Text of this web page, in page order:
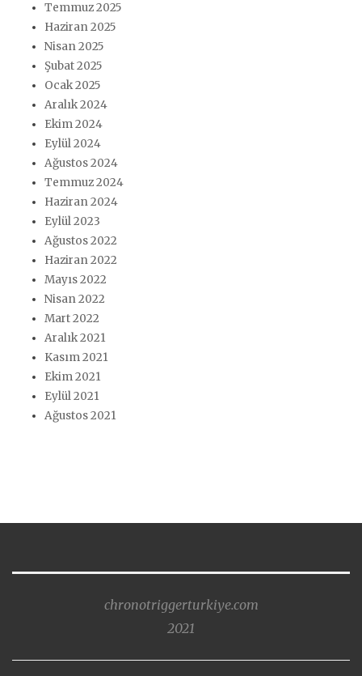
Temmuz 2025
Haziran 2025
Nisan 2025
Şubat 2025
Ocak 2025
Aralık 2024
Ekim 2024
Eylül 2024
Ağustos 2024
Temmuz 2024
Haziran 2024
Eylül 2023
Ağustos 2022
Haziran 2022
Mayıs 2022
Nisan 2022
Mart 2022
Aralık 2021
Kasım 2021
Ekim 2021
Eylül 2021
Ağustos 2021
chronotriggerturkiye.com
2021